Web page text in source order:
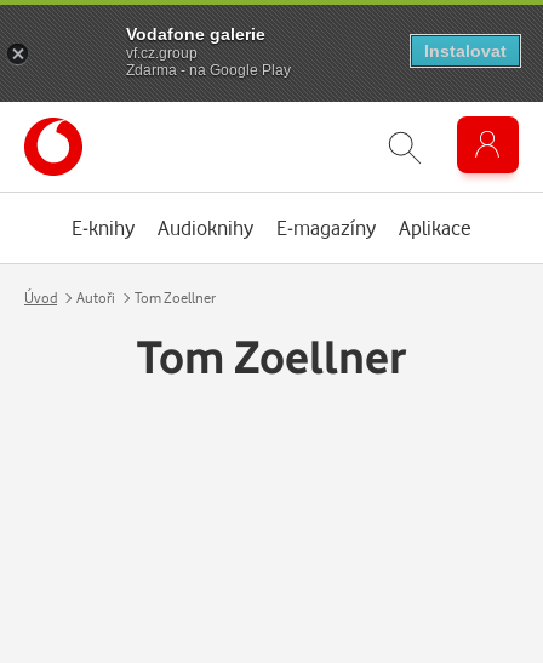
E-knihy Audioknihy E-magazíny Aplikace
Úvod Autoři Tom Zoellner
Tom Zoellner
Vodafone galerie
vf.cz.group
Zdarma - na Google Play
Instalovat